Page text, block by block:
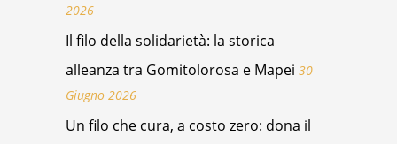
2026
Il filo della solidarietà: la storica
alleanza tra Gomitolorosa e Mapei 30
Giugno 2026
Un filo che cura, a costo zero: dona il